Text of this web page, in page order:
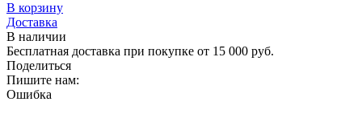
В корзину
Доставка
В наличии
Бесплатная доставка при покупке от 15 000 руб.
Поделиться
Пишите нам:
Ошибка